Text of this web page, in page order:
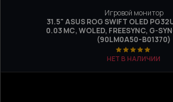
Игровой монитор
31.5" ASUS ROG SWIFT OLED
0.03 МС, WOLED, FREESYNC, G-
(90LM0A50-B01370)
НЕТ В НАЛИЧИИ